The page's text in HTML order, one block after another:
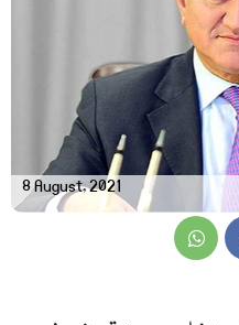
8 August, 2021